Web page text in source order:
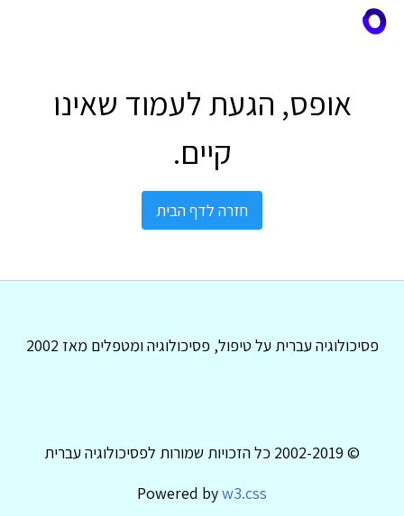
אופס, הגעת לעמוד שאינו
קיים.
חזרה לדף הבית
פסיכולוגיה עברית על טיפול, פסיכולוגיה ומטפלים מאז 2002
© 2002-2019 כל הזכויות שמורות לפסיכולוגיה עברית
Powered byw3.css